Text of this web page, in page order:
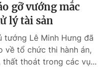
gỡ vướng mắc
lý tài sản
tướng Lê Minh Hưng đã
về tổ chức thi hành án,
thoát trong các vụ...